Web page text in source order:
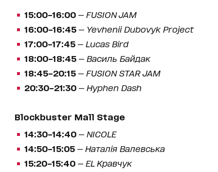
15:00–16:00 — FUSION JAM
16:00–16:45 — Yevhenii Dubovyk Project
17:00–17:45 — Lucas Bird
18:00–18:45 — Василь Байдак
18:45–20:15 — FUSION STAR JAM
20:30–21:30 — Hyphen Dash
Blockbuster Mall Stage
14:30–14:40 — NICOLE
14:50–15:05 — Наталія Валевська
15:20–15:40 — EL Кравчук